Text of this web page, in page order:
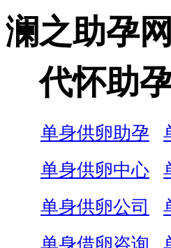
澜之助孕
代怀助
单身供卵助孕
单身供卵中心
单身供卵公司
单身借卵咨询